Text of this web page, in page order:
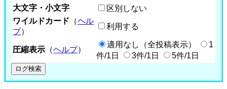
大文字・小文字
区別しない
ワイルドカード （ヘル
プ）
利用する
圧縮表示 （ヘルプ）
適用なし（全投稿表示）
1
件/1日
3件/1日 5件/1日